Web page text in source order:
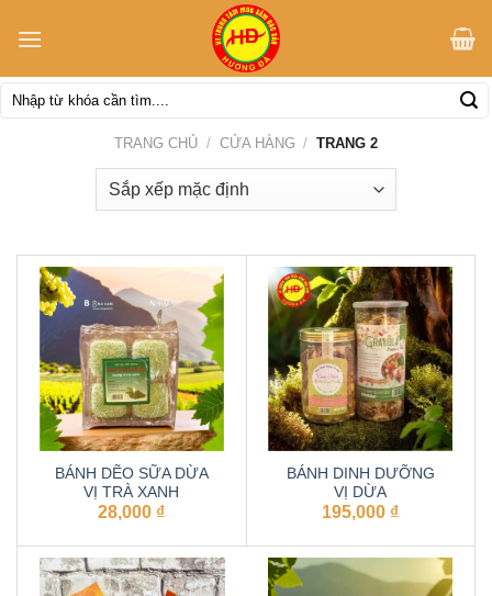
Tìm
kiếm:
TRANG CHỦ / CỬA HÀNG / TRANG 2
BÁNH DẼO SỮA DỪA
VỊ TRÀ XANH
28,000 ₫
BÁNH DINH DƯỠNG
VỊ DỪA
195,000 ₫